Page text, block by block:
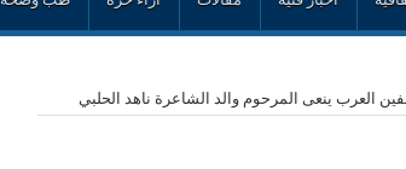
العرب ينعى المرحوم والد الشاعرة ناهد الحلبي